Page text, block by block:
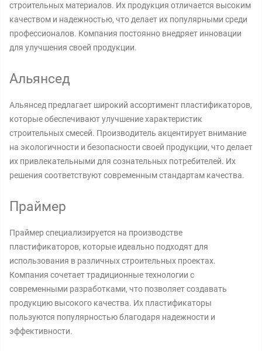
строительных материалов. Их продукция отличается высоким
качеством и надежностью, что делает их популярными среди
профессионалов. Компания постоянно внедряет инновации
для улучшения своей продукции.
Альянсед
Альянсед предлагает широкий ассортимент пластификаторов,
которые обеспечивают улучшение характеристик
строительных смесей. Производитель акцентирует внимание
на экологичности и безопасности своей продукции, что делает
их привлекательными для сознательных потребителей. Их
решения соответствуют современным стандартам качества.
Праймер
Праймер специализируется на производстве
пластификаторов, которые идеально подходят для
использования в различных строительных проектах.
Компания сочетает традиционные технологии с
современными разработками, что позволяет создавать
продукцию высокого качества. Их пластификаторы
пользуются популярностью благодаря надежности и
эффективности.